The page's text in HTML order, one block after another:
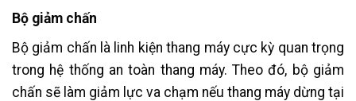
Bộ giảm chấn
Bộ giảm chấn là linh kiện thang máy cực kỳ quan trọng
trong hệ thống an toàn thang máy. Theo đó, bộ giảm
chấn sẽ làm giảm lực va chạm nếu thang máy dừng tại